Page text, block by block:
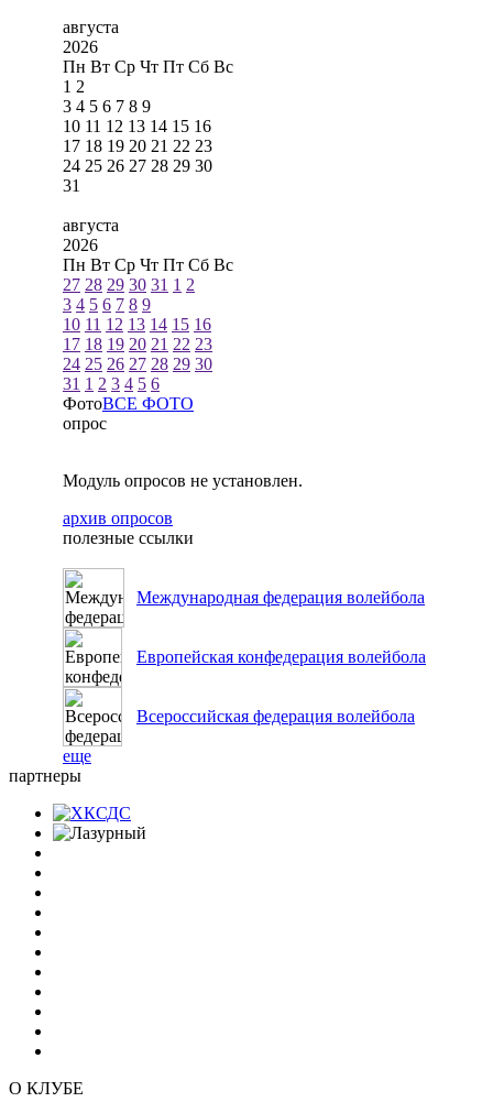
августа
2026
Пн Вт Ср Чт Пт Сб Вс
1 2
3 4 5 6 7 8 9
10 11 12 13 14 15 16
17 18 19 20 21 22 23
24 25 26 27 28 29 30
31
августа
2026
Пн Вт Ср Чт Пт Сб Вс
27 28 29 30 31 1 2
3 4 5 6 7 8 9
10 11 12 13 14 15 16
17 18 19 20 21 22 23
24 25 26 27 28 29 30
31 1 2 3 4 5 6
ФотоВСЕ ФОТО
опрос
Модуль опросов не установлен.
архив опросов
полезные ссылки
Международная федерация волейбола
Европейская конфедерация волейбола
Всероссийская федерация волейбола
еще
партнеры
О КЛУБЕ